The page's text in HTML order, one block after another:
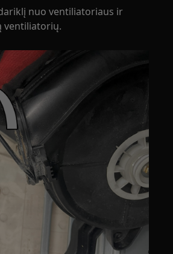
nuo ventiliatoriaus ir
ventiliatorių.